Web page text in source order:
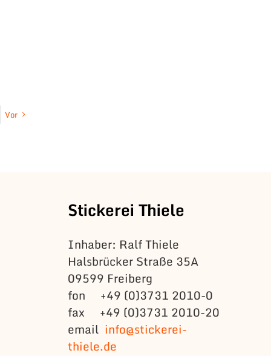
Vor
Stickerei Thiele
Inhaber: Ralf Thiele
Halsbrücker Straße 35A
09599 Freiberg
fon +49 (0)3731 2010-0
fax +49 (0)3731 2010-20
email info@stickerei-
thiele.de